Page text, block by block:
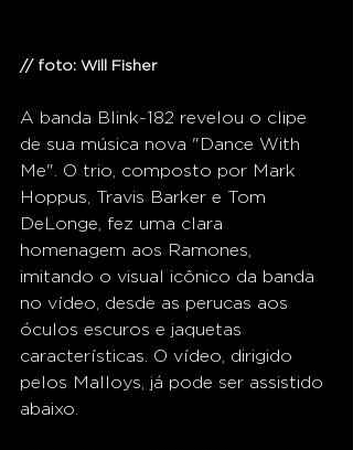
// foto: Will Fisher
A banda Blink-182 revelou o clipe
de sua música nova "Dance With
Me". O trio, composto por Mark
Hoppus, Travis Barker e Tom
DeLonge, fez uma clara
homenagem aos Ramones,
imitando o visual icônico da banda
no vídeo, desde as perucas aos
óculos escuros e jaquetas
características. O vídeo, dirigido
pelos Malloys, já pode ser assistido
abaixo.